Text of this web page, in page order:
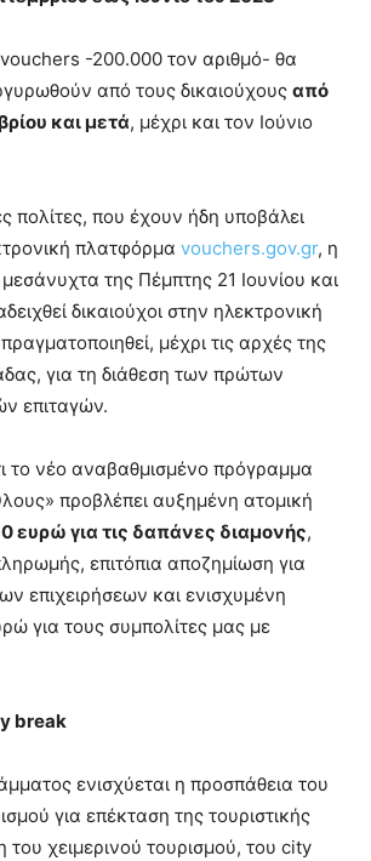
-200.000 τον αριθμό- θα
από τους δικαιούχους από
και μετά, μέχρι και τον Ιούνιο
πολίτες, που έχουν ήδη υποβάλει
πλατφόρμα vouchers.gov.gr, η
της Πέμπτης 21 Ιουνίου και
δικαιούχοι στην ηλεκτρονική
μέχρι τις αρχές της
για τη διάθεση των πρώτων
επιταγών.
το νέο αναβαθμισμένο πρόγραμμα
προβλέπει αυξημένη ατομική
ευρώ για τις δαπάνες διαμονής,
επιτόπια αποζημίωση για
επιχειρήσεων και ενισχυμένη
για τους συμπολίτες μας με
break
ενισχύεται η προσπάθεια του
για επέκταση της τουριστικής
του χειμερινού τουρισμού, του city